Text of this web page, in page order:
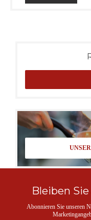
Bleiben
Abonnieren Sie unseren